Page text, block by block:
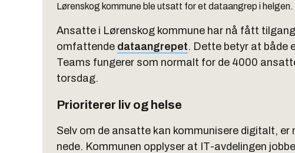
Lørenskog kommune ble utsatt for et dataangrep i helgen.
Ansatte i Lørenskog kommune har nå fått
omfattende dataangrepet. Dette betyr at både
Teams fungerer som normalt for de 4000
torsdag.
Prioriterer liv og helse
Selv om de ansatte kan kommunisere digitalt,
nede. Kommunen opplyser at IT-avdelingen